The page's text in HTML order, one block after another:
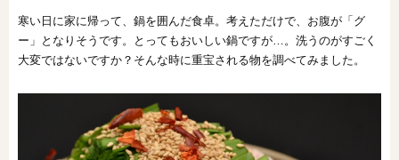
販売中の物件
土地情報
オンライン相談会
寒い日に家に帰って、鍋を囲んだ食卓。考えただけで、お腹が「グ
ー」となりそうです。とってもおいしい鍋ですが…。洗うのがすごく
大変ではないですか？そんな時に重宝される物を調べてみました。